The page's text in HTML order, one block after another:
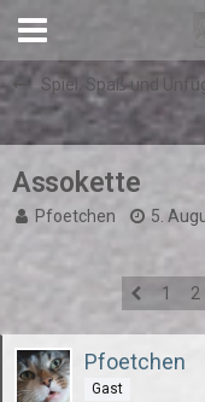
Spiel, Spaß und
Assokette
Pfoetchen 5.
1 2
Pfoetchen
Gast